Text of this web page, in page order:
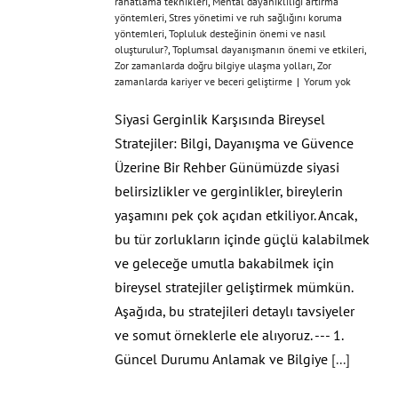
yöntemleri, Stres yönetimi ve ruh sağlığını koruma
yöntemleri, Topluluk desteğinin önemi ve nasıl
oluşturulur?, Toplumsal dayanışmanın önemi ve etkileri,
Zor zamanlarda doğru bilgiye ulaşma yolları, Zor
zamanlarda kariyer ve beceri geliştirme | Yorum yok
Siyasi Gerginlik Karşısında Bireysel
Stratejiler: Bilgi, Dayanışma ve Güvence
Üzerine Bir Rehber Günümüzde siyasi
belirsizlikler ve gerginlikler, bireylerin
yaşamını pek çok açıdan etkiliyor. Ancak,
bu tür zorlukların içinde güçlü kalabilmek
ve geleceğe umutla bakabilmek için
bireysel stratejiler geliştirmek mümkün.
Aşağıda, bu stratejileri detaylı tavsiyeler
ve somut örneklerle ele alıyoruz. --- 1.
Güncel Durumu Anlamak ve Bilgiye [...]